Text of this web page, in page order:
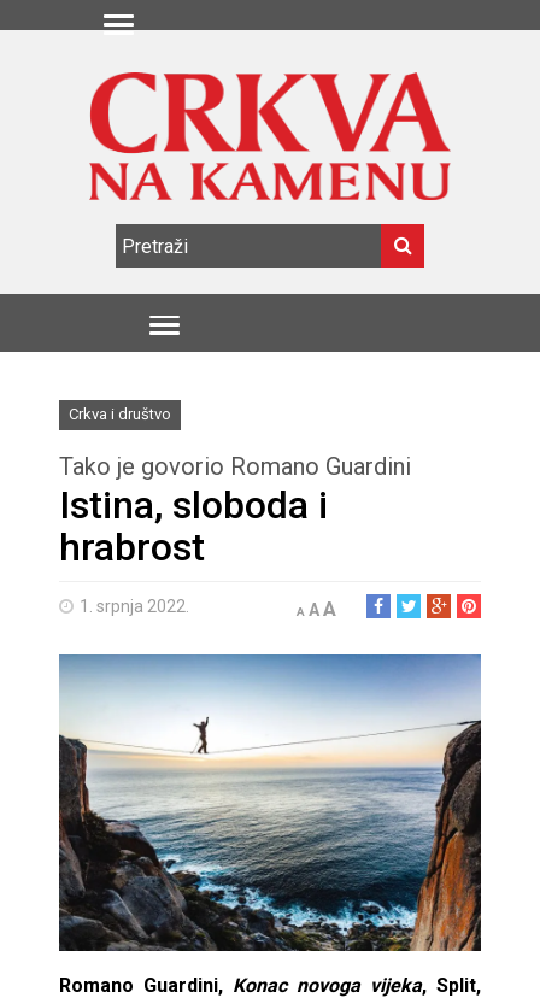
Crkva i društvo
Tako je govorio Romano Guardini
Istina, sloboda i
hrabrost
1. srpnja 2022. A AA
Romano Guardini, Konac novoga vijeka, Split,